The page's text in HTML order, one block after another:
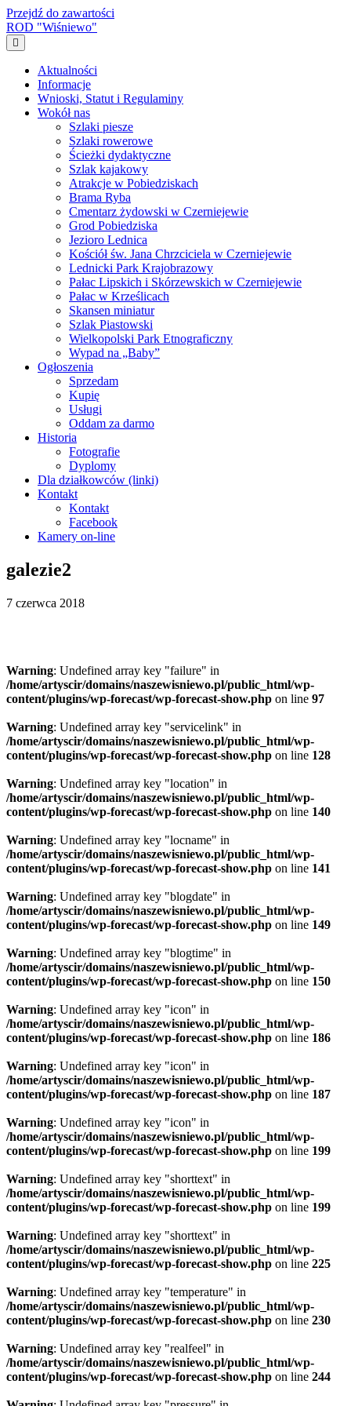
Przejdź do zawartości
ROD "Wiśniewo"
Aktualności
Informacje
Wnioski, Statut i Regulaminy
Wokół nas
Szlaki piesze
Szlaki rowerowe
Ścieżki dydaktyczne
Szlak kajakowy
Atrakcje w Pobiedziskach
Brama Ryba
Cmentarz żydowski w Czerniejewie
Grod Pobiedziska
Jezioro Lednica
Kościół św. Jana Chrzciciela w Czerniejewie
Lednicki Park Krajobrazowy
Pałac Lipskich i Skórzewskich w Czerniejewie
Pałac w Krześlicach
Skansen miniatur
Szlak Piastowski
Wielkopolski Park Etnograficzny
Wypad na „Baby”
Ogłoszenia
Sprzedam
Kupię
Usługi
Oddam za darmo
Historia
Fotografie
Dyplomy
Dla działkowców (linki)
Kontakt
Kontakt
Facebook
Kamery on-line
galezie2
7 czerwca 2018
Warning: Undefined array key "failure" in
/home/artyscir/domains/naszewisniewo.pl/public_html/wp-
content/plugins/wp-forecast/wp-forecast-show.php on line 97
Warning: Undefined array key "servicelink" in
/home/artyscir/domains/naszewisniewo.pl/public_html/wp-
content/plugins/wp-forecast/wp-forecast-show.php on line 128
Warning: Undefined array key "location" in
/home/artyscir/domains/naszewisniewo.pl/public_html/wp-
content/plugins/wp-forecast/wp-forecast-show.php on line 140
Warning: Undefined array key "locname" in
/home/artyscir/domains/naszewisniewo.pl/public_html/wp-
content/plugins/wp-forecast/wp-forecast-show.php on line 141
Warning: Undefined array key "blogdate" in
/home/artyscir/domains/naszewisniewo.pl/public_html/wp-
content/plugins/wp-forecast/wp-forecast-show.php on line 149
Warning: Undefined array key "blogtime" in
/home/artyscir/domains/naszewisniewo.pl/public_html/wp-
content/plugins/wp-forecast/wp-forecast-show.php on line 150
Warning: Undefined array key "icon" in
/home/artyscir/domains/naszewisniewo.pl/public_html/wp-
content/plugins/wp-forecast/wp-forecast-show.php on line 186
Warning: Undefined array key "icon" in
/home/artyscir/domains/naszewisniewo.pl/public_html/wp-
content/plugins/wp-forecast/wp-forecast-show.php on line 187
Warning: Undefined array key "icon" in
/home/artyscir/domains/naszewisniewo.pl/public_html/wp-
content/plugins/wp-forecast/wp-forecast-show.php on line 199
Warning: Undefined array key "shorttext" in
/home/artyscir/domains/naszewisniewo.pl/public_html/wp-
content/plugins/wp-forecast/wp-forecast-show.php on line 199
Warning: Undefined array key "shorttext" in
/home/artyscir/domains/naszewisniewo.pl/public_html/wp-
content/plugins/wp-forecast/wp-forecast-show.php on line 225
Warning: Undefined array key "temperature" in
/home/artyscir/domains/naszewisniewo.pl/public_html/wp-
content/plugins/wp-forecast/wp-forecast-show.php on line 230
Warning: Undefined array key "realfeel" in
/home/artyscir/domains/naszewisniewo.pl/public_html/wp-
content/plugins/wp-forecast/wp-forecast-show.php on line 244